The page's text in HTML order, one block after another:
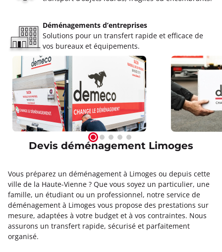
Déménagements d’entreprises
Solutions pour un transfert rapide et efficace de
vos bureaux et équipements.
Devis déménagement Limoges
Vous préparez un déménagement à Limoges ou depuis cette
ville de la Haute-Vienne ? Que vous soyez un particulier, une
famille, un étudiant ou un professionnel, notre service de
déménagement à Limoges vous propose des prestations sur
mesure, adaptées à votre budget et à vos contraintes. Nous
assurons un transfert rapide, sécurisé et parfaitement
organisé.